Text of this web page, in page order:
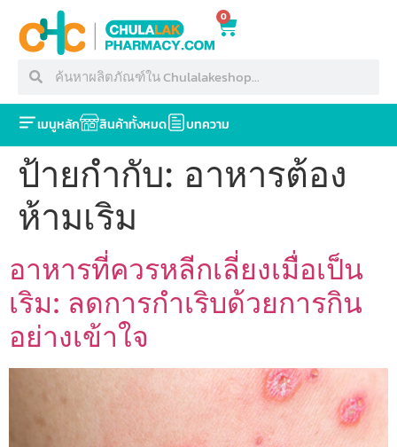
0
เมนูหลัก สินค้าทั้งหมด บทความ
ป้ายกำกับ: อาหารต้อง
ห้ามเริม
อาหารที่ควรหลีกเลี่ยงเมื่อเป็น
เริม: ลดการกำเริบด้วยการกิน
อย่างเข้าใจ